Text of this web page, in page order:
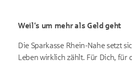
Weil‘s um mehr als Geld geht
Die Sparkasse Rhein-Nahe setzt
Leben wirklich zählt. Für Dich, für